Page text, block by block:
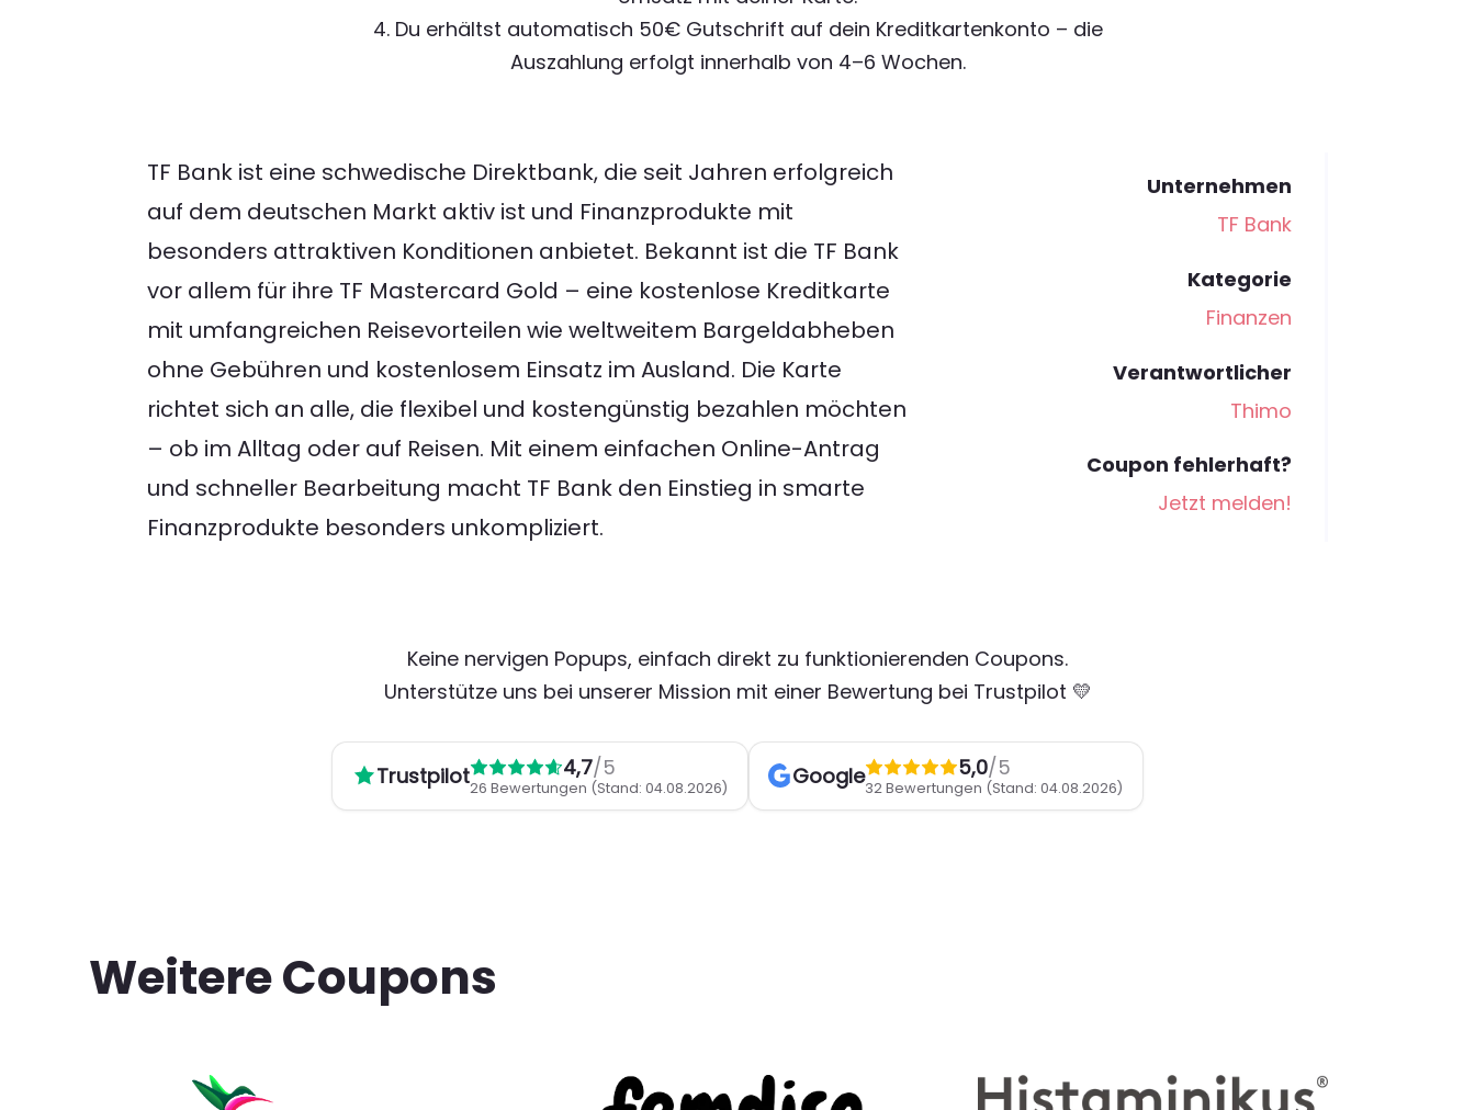
4. Du erhältst automatisch 50€ Gutschrift auf dein Kreditkartenkonto – die
Auszahlung erfolgt innerhalb von 4–6 Wochen.
TF Bank ist eine schwedische Direktbank, die seit Jahren erfolgreich
auf dem deutschen Markt aktiv ist und Finanzprodukte mit
besonders attraktiven Konditionen anbietet. Bekannt ist die TF Bank
vor allem für ihre TF Mastercard Gold – eine kostenlose Kreditkarte
mit umfangreichen Reisevorteilen wie weltweitem Bargeldabheben
ohne Gebühren und kostenlosem Einsatz im Ausland. Die Karte
richtet sich an alle, die flexibel und kostengünstig bezahlen möchten
– ob im Alltag oder auf Reisen. Mit einem einfachen Online-Antrag
und schneller Bearbeitung macht TF Bank den Einstieg in smarte
Finanzprodukte besonders unkompliziert.
Unternehmen
TF Bank
Kategorie
Finanzen
Verantwortlicher
Thimo
Coupon fehlerhaft?
Jetzt melden!
Keine nervigen Popups, einfach direkt zu funktionierenden Coupons.
Unterstütze uns bei unserer Mission mit einer Bewertung bei Trustpilot 💛
Trustpilot 4,7/5
26 Bewertungen (Stand: 04.08.2026) Google 5,0/5
32 Bewertungen (Stand: 04.08.2026)
Weitere Coupons